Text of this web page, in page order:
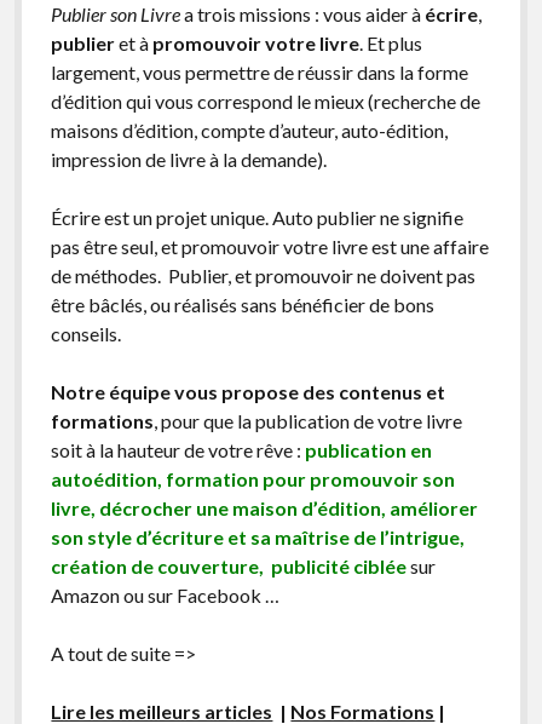
Publier son Livrea trois missions : vous aider à écrire,
publieret à promouvoir votre livre. Et plus
largement, vous permettre de réussir dans la forme
d’édition qui vous correspond le mieux (recherche de
maisons d’édition, compte d’auteur, auto-édition,
impression de livre à la demande).
Écrire est un projet unique. Auto publier ne signifie
pas être seul, et promouvoir votre livre est une affaire
de méthodes. Publier, et promouvoir ne doivent pas
être bâclés, ou réalisés sans bénéficier de bons
conseils.
Notre équipe vous propose des contenus et
formations, pour que la publication de votre livre
soit à la hauteur de votre rêve : publication en
autoédition, formation pour promouvoir son
livre, décrocher une maison d’édition, améliorer
son style d’écriture et sa maîtrise de l’intrigue,
création de couverture, publicité cibléesur
Amazon ou sur Facebook …
A tout de suite =>
Lire les meilleurs articles | Nos Formations |